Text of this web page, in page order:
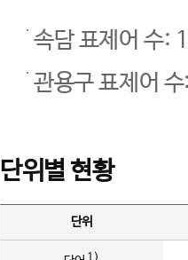
속담 표제어 수:
관용구 표제어
단위별 현황
단위